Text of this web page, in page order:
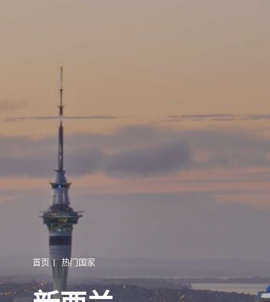
首页 | 热门国家